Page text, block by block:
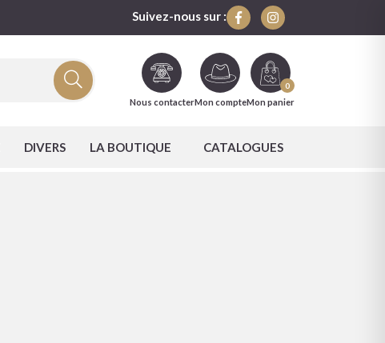
Suivez-nous sur :
Nous contacterMon compte
0
Mon panier
DIVERS LA BOUTIQUE CATALOGUES